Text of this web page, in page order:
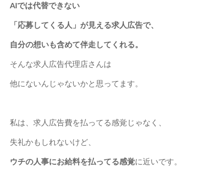
AIでは代替できない
「応募してくる人」が見える求人広告で、
自分の想いも含めて伴走してくれる。
そんな求人広告代理店さんは
他にないんじゃないかと思ってます。
私は、求人広告費を払ってる感覚じゃなく、
失礼かもしれないけど、
ウチの人事にお給料を払ってる感覚に近いです。